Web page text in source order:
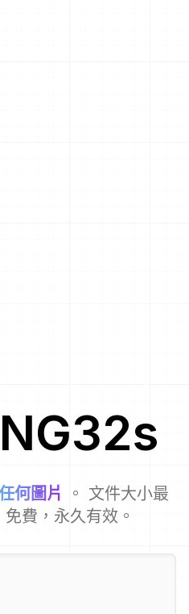
s
何圖片
。 文件大小最
免費，永久有效。